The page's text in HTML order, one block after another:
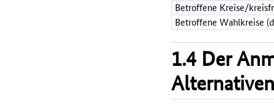
Betroffene Kreise/
Betroffene Wahlkreise
1.4 Der